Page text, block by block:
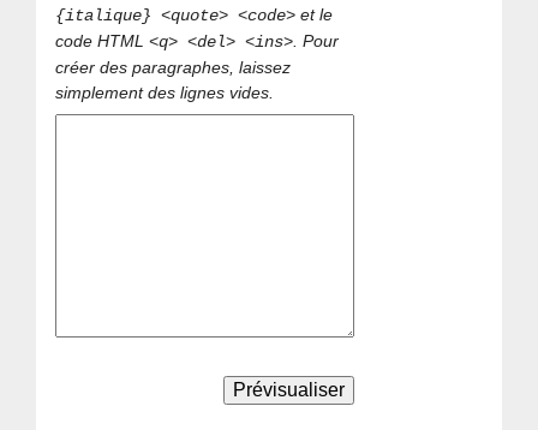
{italique} <quote> <code> et le
code HTML<q> <del> <ins> . Pour
créer des paragraphes, laissez
simplement des lignes vides.